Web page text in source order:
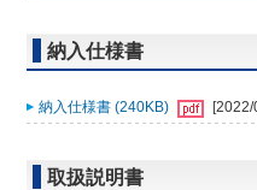
納入仕様書
納入仕様書 (240KB)
取扱説明書